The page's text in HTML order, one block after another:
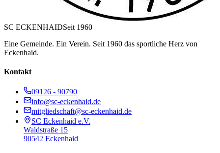
SC ECKENHAIDSeit 1960
Eine Gemeinde. Ein Verein. Seit 1960 das sportliche Herz von
Eckenhaid.
Kontakt
09126 - 90790
info@sc-eckenhaid.de
mitgliedschaft@sc-eckenhaid.de
SC Eckenhaid e.V.
Waldstraße 15
90542 Eckenhaid